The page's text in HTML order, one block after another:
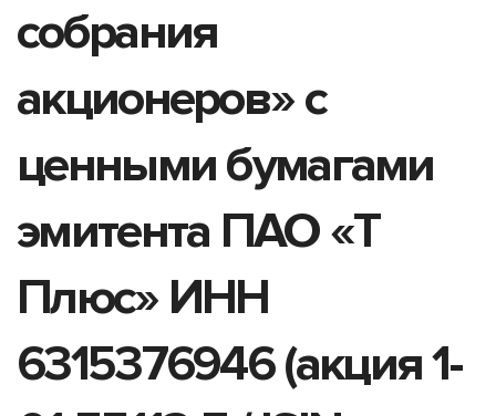
собрания
акционеров» с
ценными бумагами
эмитента ПАО «Т
Плюс» ИНН
6315376946 (акция 1-